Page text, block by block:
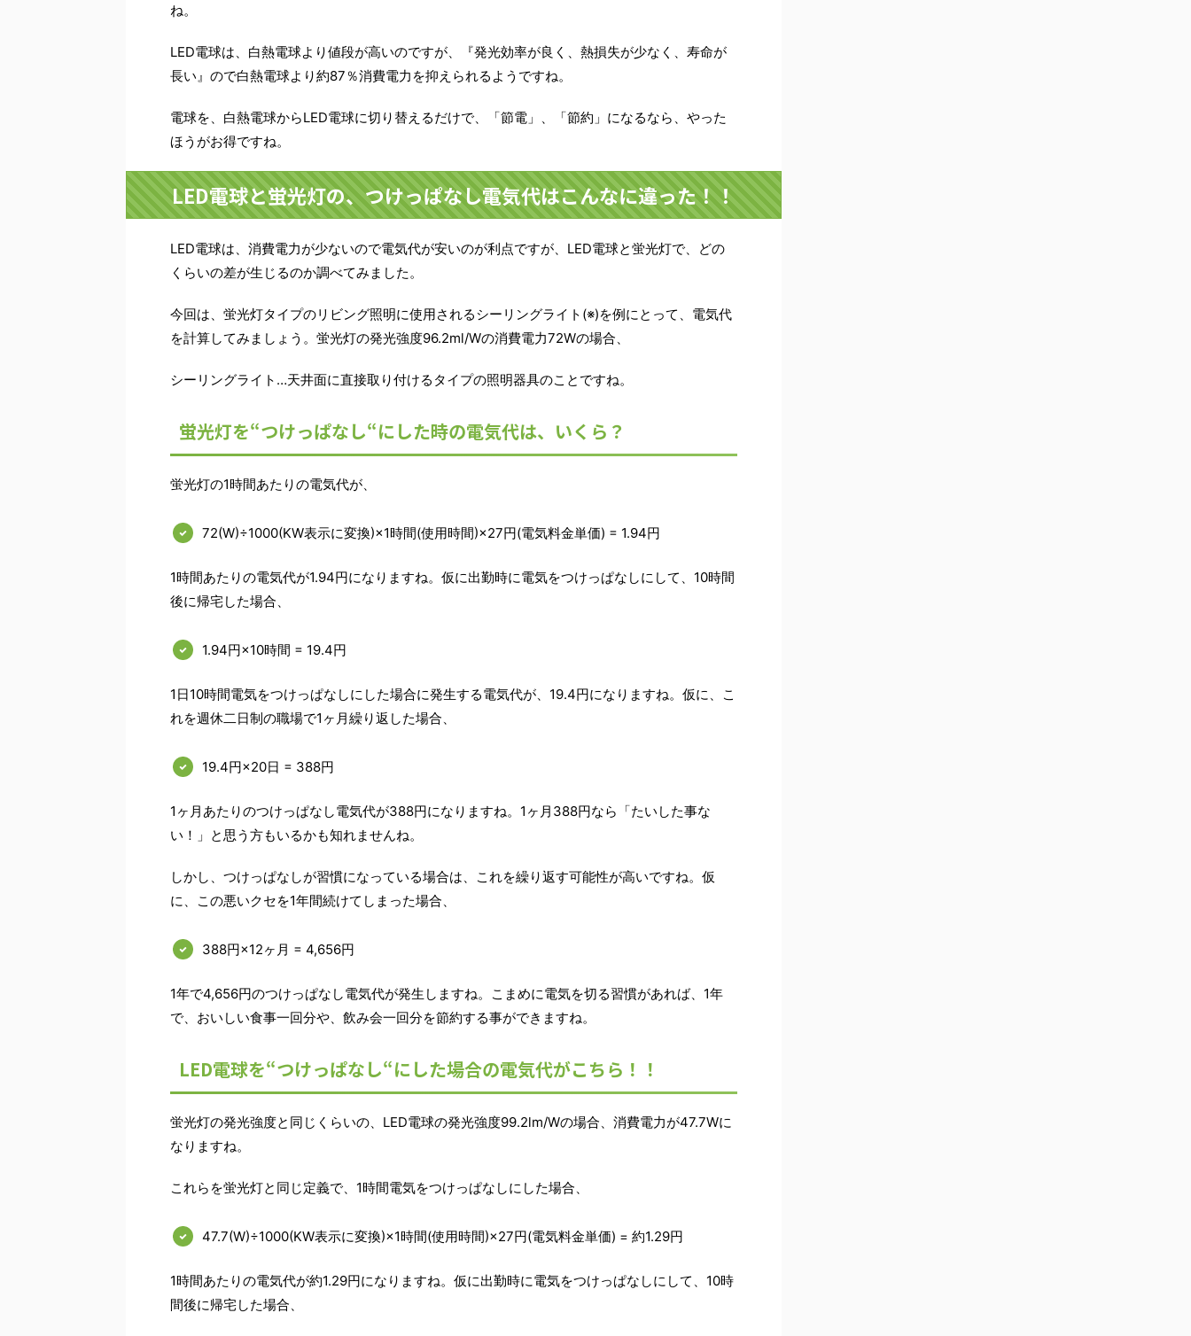
ね。
LED電球は、白熱電球より値段が高いのですが、『発光効率が良く、熱損失が少なく、寿命が
長い』ので白熱電球より約87％消費電力を抑えられるようですね。
電球を、白熱電球からLED電球に切り替えるだけで、「節電」、「節約」になるなら、やった
ほうがお得ですね。
LED電球と蛍光灯の、つけっぱなし電気代はこんなに違った！！
LED電球は、消費電力が少ないので電気代が安いのが利点ですが、LED電球と蛍光灯で、どの
くらいの差が生じるのか調べてみました。
今回は、蛍光灯タイプのリビング照明に使用されるシーリングライト(※)を例にとって、電気代
を計算してみましょう。蛍光灯の発光強度96.2ml/Wの消費電力72Wの場合、
シーリングライト…天井面に直接取り付けるタイプの照明器具のことですね。
蛍光灯を“つけっぱなし“にした時の電気代は、いくら？
蛍光灯の1時間あたりの電気代が、
72(W)÷1000(KW表示に変換)×1時間(使用時間)×27円(電気料金単価) = 1.94円
1時間あたりの電気代が1.94円になりますね。仮に出勤時に電気をつけっぱなしにして、10時間
後に帰宅した場合、
1.94円×10時間 = 19.4円
1日10時間電気をつけっぱなしにした場合に発生する電気代が、19.4円になりますね。仮に、こ
れを週休二日制の職場で1ヶ月繰り返した場合、
19.4円×20日 = 388円
1ヶ月あたりのつけっぱなし電気代が388円になりますね。1ヶ月388円なら「たいした事な
い！」と思う方もいるかも知れませんね。
しかし、つけっぱなしが習慣になっている場合は、これを繰り返す可能性が高いですね。仮
に、この悪いクセを1年間続けてしまった場合、
388円×12ヶ月 = 4,656円
1年で4,656円のつけっぱなし電気代が発生しますね。こまめに電気を切る習慣があれば、1年
で、おいしい食事一回分や、飲み会一回分を節約する事ができますね。
LED電球を“つけっぱなし“にした場合の電気代がこちら！！
蛍光灯の発光強度と同じくらいの、LED電球の発光強度99.2lm/Wの場合、消費電力が47.7Wに
なりますね。
これらを蛍光灯と同じ定義で、1時間電気をつけっぱなしにした場合、
47.7(W)÷1000(KW表示に変換)×1時間(使用時間)×27円(電気料金単価) = 約1.29円
1時間あたりの電気代が約1.29円になりますね。仮に出勤時に電気をつけっぱなしにして、10時
間後に帰宅した場合、